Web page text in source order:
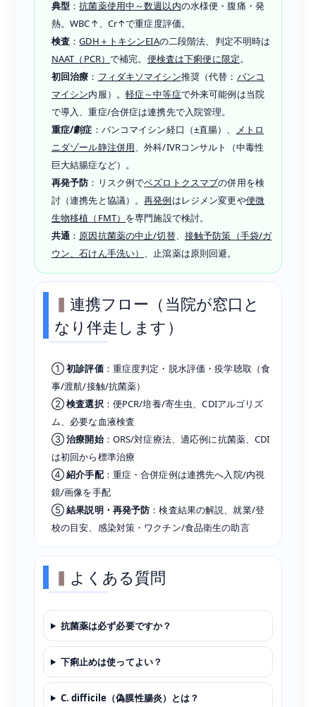
典型 ：抗菌薬使用中～数週以内の水様便・腹痛・発
熱。WBC↑、Cr↑で重症度評価。
検査 ：GDH＋トキシンEIAの二段階法、判定不明時は
NAAT（PCR）で補完。 便検査は下痢便に限定。
初回治療 ： フィダキソマイシン推奨（代替： バンコ
マイシン内服）。 軽症～中等症で外来可能例は当院
で導入、重症/合併症は連携先で入院管理。
重症/劇症 ：バンコマイシン経口（±直腸）、
メトロ
ニダゾール静注併用、外科/IVRコンサルト（中毒性
巨大結腸症など）。
再発予防 ：リスク例でベズロトクスマブの併用を検
討（連携先と協議）。再発例はレジメン変更や便微
生物移植（FMT） を専門施設で検討。
共通 ： 原因抗菌薬の中止/切替、 接触予防策（手袋/ガ
ウン、石けん手洗い） 、止瀉薬は原則回避。
連携フロー（当院が窓口と
なり伴走します）
①初診評価：重症度判定・脱水評価・疫学聴取（食
事/渡航/接触/抗菌薬）
②検査選択：便PCR/培養/寄生虫、CDIアルゴリズ
ム、必要な血液検査
③治療開始：ORS/対症療法、適応例に抗菌薬、CDI
は初回から標準治療
④紹介手配：重症・合併症例は連携先へ入院/内視
鏡/画像を手配
⑤結果説明・再発予防 ：検査結果の解説、就業/登
校の目安、感染対策・ワクチン/食品衛生の助言
よくある質問
抗菌薬は必ず必要ですか？
下痢止めは使ってよい？
C. difficile（偽膜性腸炎）とは？